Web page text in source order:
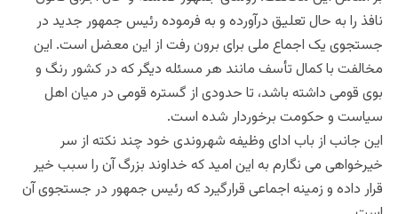
نافذ را به حال تعلیق درآورده و به فرموده رئیس جمهور جدید در
جستجوی یک اجماع ملی برای برون رفت از این معضل است. این
مخالفت با کمال تأسف مانند هر مسئله دیگر که در کشور رنگ و
بوی قومی داشته باشد، تا حدودی از گستره قومی در میان اهل
سیاست و حکومت برخوردار شده است.
این جانب از باب ادای وظیفه شهروندی خود چند نکته از سر
خیرخواهی می نگارم به این امید که خداوند بزرگ آن را سبب خیر
قرار داده و زمینه اجماعی قرارگیرد که رئیس جمهور در جستجوی آن